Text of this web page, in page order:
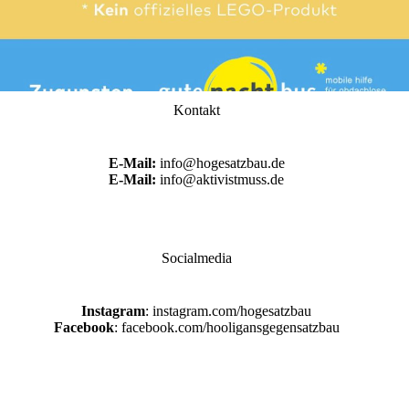
Kontakt
E-Mail: info@hogesatzbau.de
E-Mail: info@aktivistmuss.de
Socialmedia
Instagram: instagram.com/hogesatzbau
Facebook: facebook.com/hooligansgegensatzbau